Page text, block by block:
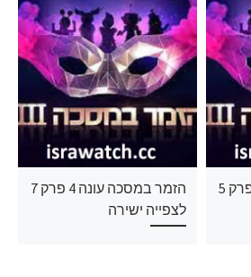
הזמר במסכה עונה 4 פרק 7
לצפייה ישירה
הזמר במסכה עונה 4 פרק 5